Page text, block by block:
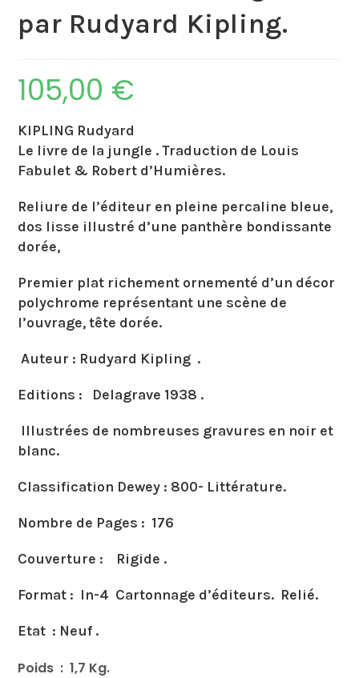
par Rudyard Kipling.
105,00 €
KIPLING Rudyard‎
‎Le livre de la jungle . Traduction de Louis
Fabulet & Robert d’Humières.
Reliure de l’éditeur en pleine percaline bleue,
dos lisse illustré d’une panthère bondissante
dorée,
Premier plat richement ornementé d’un décor
polychrome représentant une scène de
l’ouvrage, tête dorée.
Auteur : Rudyard Kipling .
Editions : Delagrave 1938 .
Illustrées de nombreuses gravures en noir et
blanc.
Classification Dewey : 800- Littérature.
Nombre de Pages : 176
Couverture : Rigide .
Format : In-4 Cartonnage d’éditeurs. Relié.
Etat : Neuf .
Poids : 1,7 Kg.